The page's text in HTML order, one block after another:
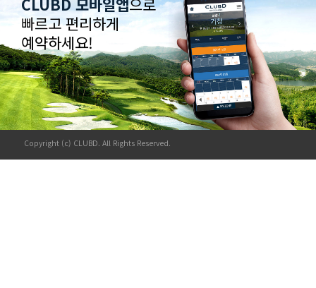
CLUBD 모바일앱으로
빠르고 편리하게
예약하세요!
Copyright (c) CLUBD. All Rights Reserved.